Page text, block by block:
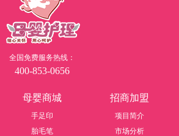
全国免费服务热线：
400-853-0656
母婴商城
手足印
胎毛笔
招商加盟
项目简介
市场分析